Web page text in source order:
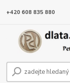
+420 608 835 880